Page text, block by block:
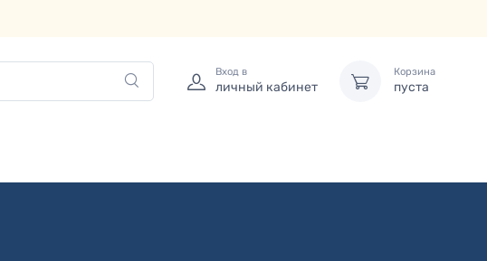
Вход в
личный кабинет
Корзина
пуста